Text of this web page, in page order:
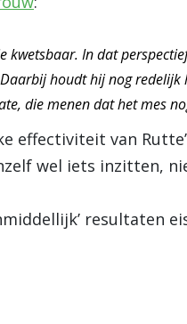
kwetsbaar. In dat
houdt hij nog
die menen dat het mes
effectiviteit van
wel iets inzitten,
resultaten